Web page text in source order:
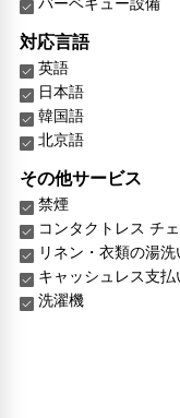
バーベキュー設備
対応言語
英語
日本語
韓国語
北京語
その他サービス
禁煙
コンタクトレス チ
リネン・衣類の湯洗
キャッシュレス支払
洗濯機